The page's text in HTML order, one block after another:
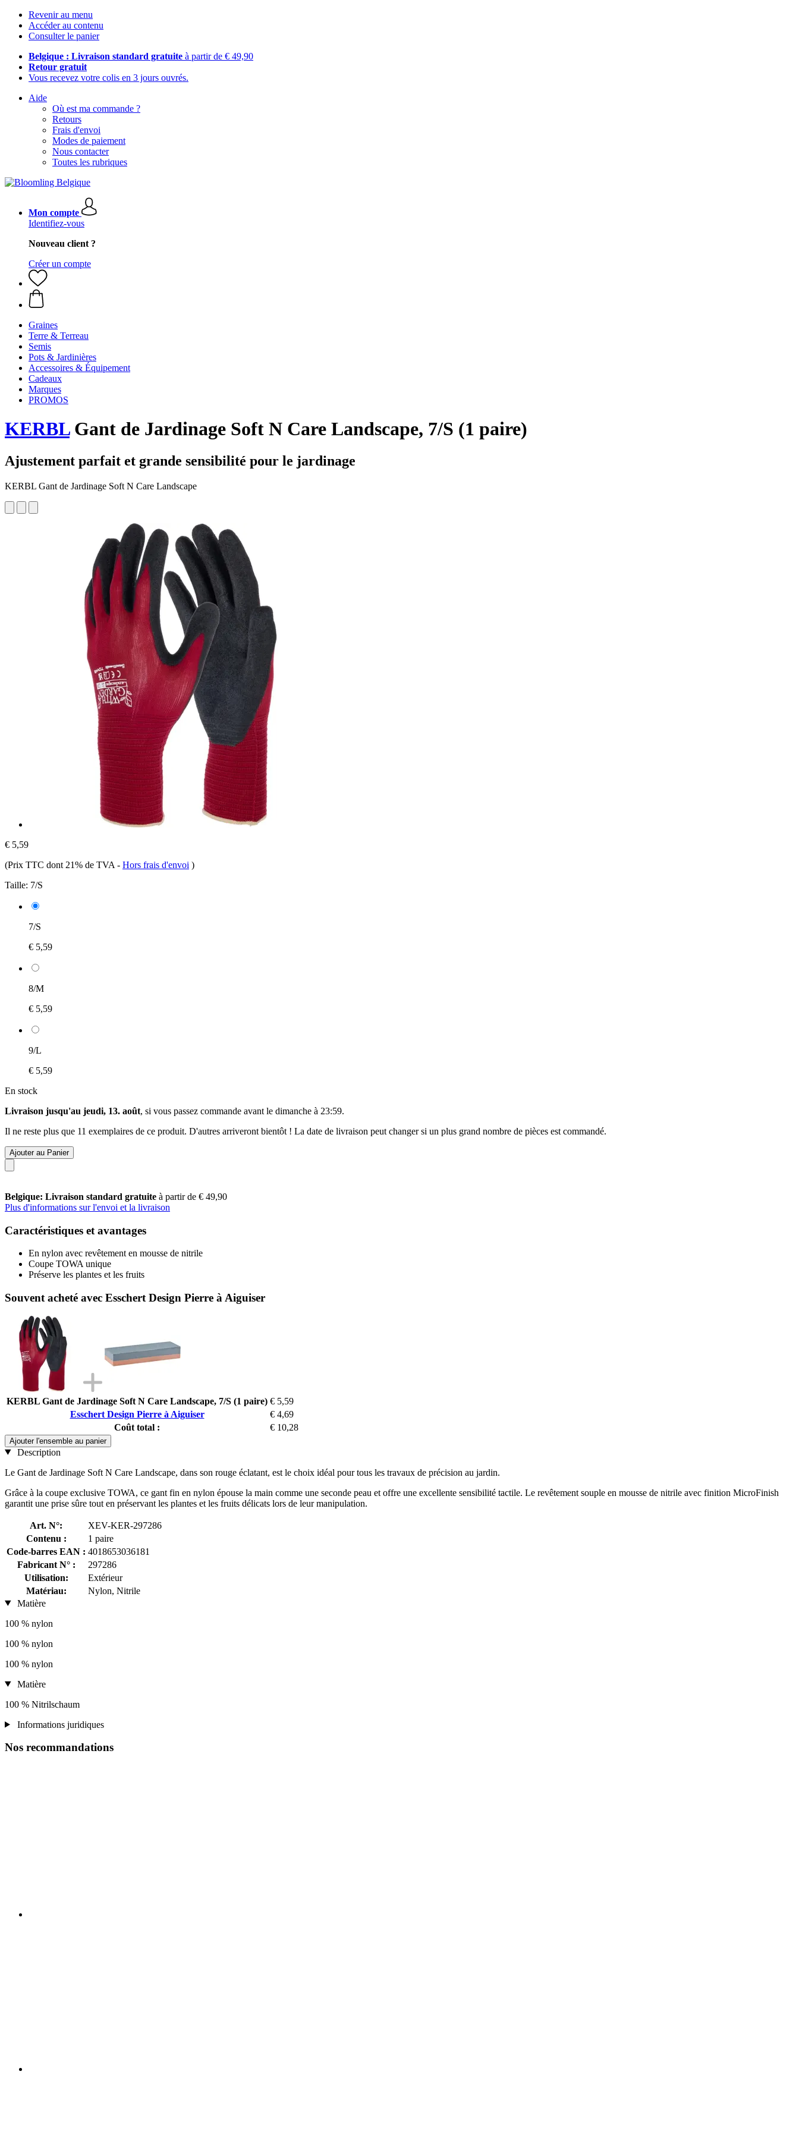
Revenir au menu
Accéder au contenu
Consulter le panier
Belgique : Livraison standard gratuite à partir de € 49,90
Retour gratuit
Vous recevez votre colis en 3 jours ouvrés.
Aide
Où est ma commande ?
Retours
Frais d'envoi
Modes de paiement
Nous contacter
Toutes les rubriques
Mon compte
Identifiez-vous
Nouveau client ?
Créer un compte
Graines
Terre & Terreau
Semis
Pots & Jardinières
Accessoires & Équipement
Cadeaux
Marques
PROMOS
KERBLGant de Jardinage Soft N Care Landscape, 7/S (1 paire)
Ajustement parfait et grande sensibilité pour le jardinage
KERBL Gant de Jardinage Soft N Care Landscape
€ 5,59
(Prix TTC dont 21% de TVA - Hors frais d'envoi )
Taille: 7/S
7/S
€ 5,59
8/M
€ 5,59
9/L
€ 5,59
En stock
Livraison jusqu'au jeudi, 13. août, si vous passez commande avant le dimanche à 23:59.
Il ne reste plus que 11 exemplaires de ce produit. D'autres arriveront bientôt ! La date de livraison peut changer si un plus grand nombre de pièces est commandé.
Ajouter au Panier
Belgique: Livraison standard gratuite à partir de € 49,90
Plus d'informations sur l'envoi et la livraison
Caractéristiques et avantages
En nylon avec revêtement en mousse de nitrile
Coupe TOWA unique
Préserve les plantes et les fruits
Souvent acheté avec Esschert Design Pierre à Aiguiser
KERBL Gant de Jardinage Soft N Care Landscape, 7/S (1 paire) € 5,59
Esschert Design Pierre à Aiguiser
€ 4,69
Coût total :
€ 10,28
Ajouter l'ensemble au panier
Description
Le Gant de Jardinage Soft N Care Landscape, dans son rouge éclatant, est le choix idéal pour tous les travaux de précision au jardin.
Grâce à la coupe exclusive TOWA, ce gant fin en nylon épouse la main comme une seconde peau et offre une excellente sensibilité tactile. Le revêtement souple en mousse de nitrile avec finition MicroFinish
garantit une prise sûre tout en préservant les plantes et les fruits délicats lors de leur manipulation.
Art. N°:
XEV-KER-297286
Contenu :
1 paire
Code-barres EAN : 4018653036181
Fabricant N° :
297286
Utilisation:
Extérieur
Matériau:
Nylon, Nitrile
Matière
100 % nylon
100 % nylon
100 % nylon
Matière
100 % Nitrilschaum
Informations juridiques
Nos recommandations